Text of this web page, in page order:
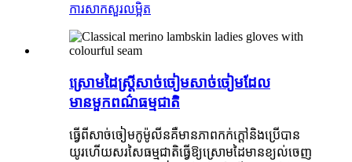
ការសាកសួរលម្អិត
ស្រោមដៃស្ត្រីសាច់ចៀមសាច់ចៀមដែល
មានមួកពណ៌ធម្មជាតិ
ធ្វើពីសាច់ចៀមកូម៉ូលីនគឺមានភាពកក់ក្តៅនិងប្រើបាន
យូរហើយសរសៃធម្មជាតិធ្វើឱ្យស្រោមដៃមានខ្យល់ចេញ